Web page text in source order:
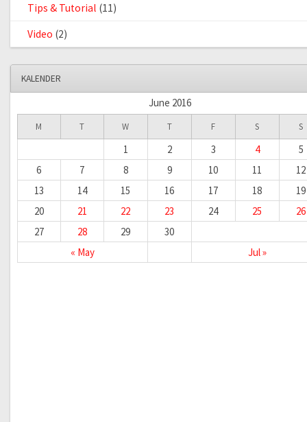
Tips & Tutorial (11)
Video (2)
KALENDER
June 2016
M T W T F S S
« May Jul »
1 2 3 4
5
6
7 8 9 10 11
12
13
14 15 16 17 18
19
20
21 22 23 24 25
26
27
28 29 30